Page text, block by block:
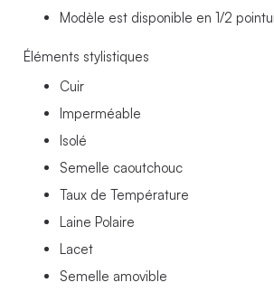
Modèle est disponible en 1/2
Éléments stylistiques
Cuir
Imperméable
Isolé
Semelle caoutchouc
Taux de Température
Laine Polaire
Lacet
Semelle amovible